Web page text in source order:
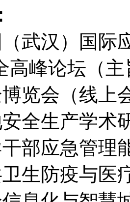
（武汉）国际
高峰论坛（
博览会（线
全生产学术
干部应急管
卫生防疫与医